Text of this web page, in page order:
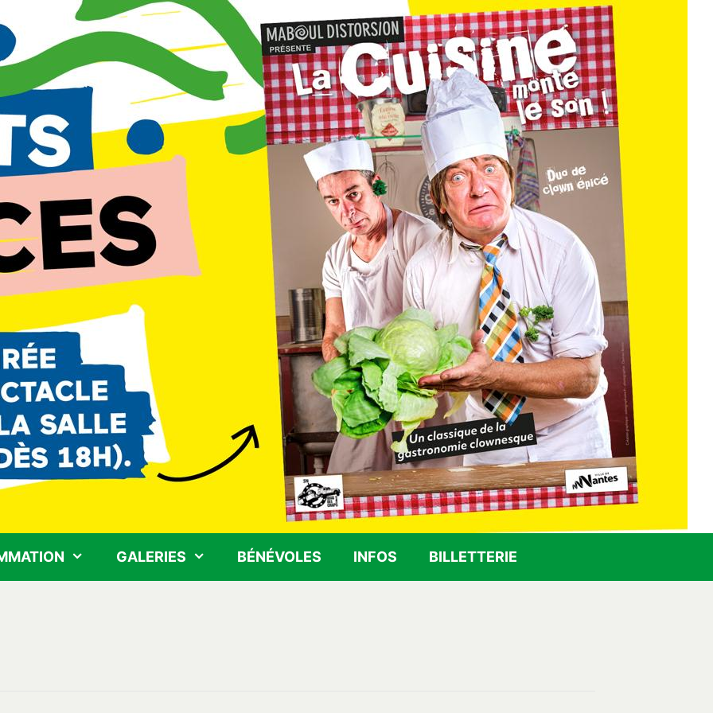
GALERIES BÉNÉVOLES INFOS BILLETTERIE